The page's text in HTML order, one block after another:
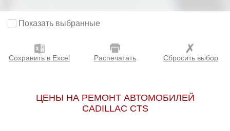
Показать выбранные
Сохранить в Excel Распечатать Сбросить выбор
ЦЕНЫ НА РЕМОНТ АВТОМОБИЛЕЙ
CADILLAC CTS